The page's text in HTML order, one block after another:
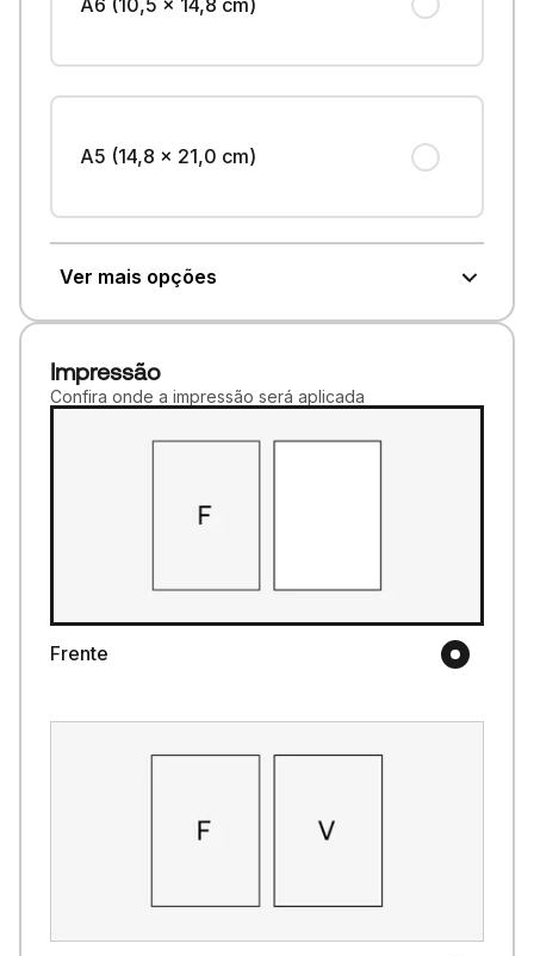
A5 (14,8 x 21,0 cm)
Ver mais opções
Impressão
Confira onde a impressão será aplicada
Frente